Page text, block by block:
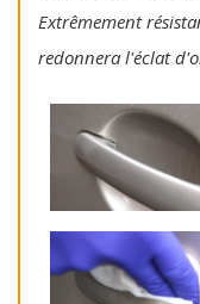
Extrêmement
redonnera l'éclat